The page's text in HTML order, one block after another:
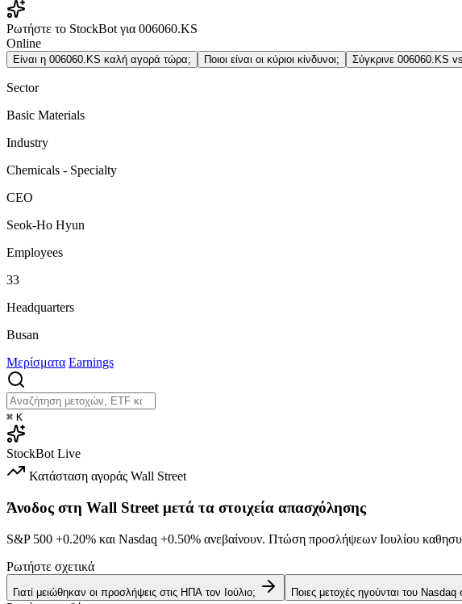
Ρωτήστε το StockBot για 006060.KS
Online
Είναι η 006060.KS καλή αγορά τώρα; Ποιοι είναι οι κύριοι κίνδυνοι; Σύγκρινε 006060.KS
Sector
Basic Materials
Industry
Chemicals - Specialty
CEO
Seok-Ho Hyun
Employees
33
Headquarters
Busan
Μερίσματα Earnings
⌘ K
StockBot Live
Κατάσταση αγοράς Wall Street
Άνοδος στη Wall Street μετά τα στοιχεία απασχόλησης
S&P 500 +0.20% και Nasdaq +0.50% ανεβαίνουν. Πτώση προσλήψεων Ιουλίου
Ρωτήστε σχετικά
Γιατί μειώθηκαν οι προσλήψεις στις ΗΠΑ τον Ιούλιο; Ποιες μετοχές ηγούνται του Nasdaq